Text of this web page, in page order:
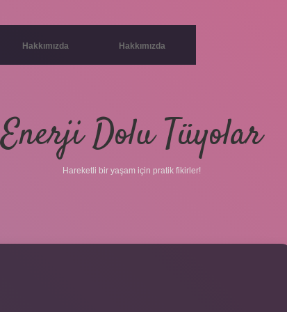
Hakkımızda Hakkımızda
Enerji Dolu Tüyolar
Hareketli bir yaşam için pratik fikirler!